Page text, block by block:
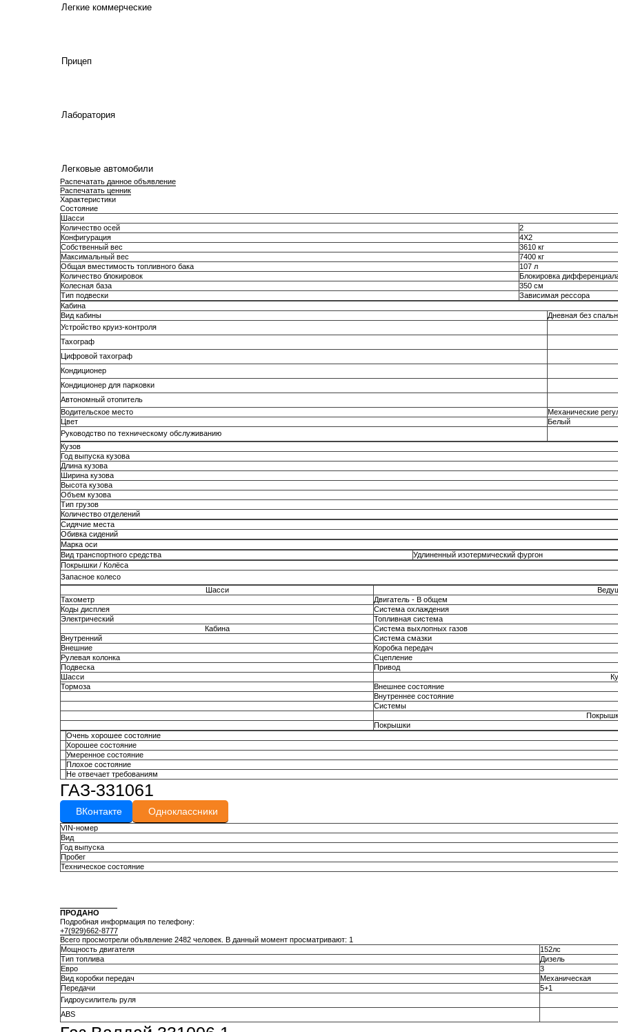
Легкие коммерческие
Прицеп
Лаборатория
Легковые автомобили
Распечатать данное объявление
Распечатать ценник
Характеристики
Состояние
Шасси
Количество осей
2
Конфигурация
4Х2
Собственный вес
3610 кг
Максимальный вес
7400 кг
Общая вместимость топливного бака
107 л
Количество блокировок
Блокировка
Колесная база
350 см
Тип подвески
Зависимая рессора
Кабина
Вид кабины
Дневная без
Устройство круиз-контроля
Тахограф
Цифровой тахограф
Кондиционер
Кондиционер для парковки
Автономный отопитель
Водительское место
Механические
Цвет
Белый
Руководство по техническому обслуживанию
Кузов
Год выпуска кузова
Длина кузова
Ширина кузова
Высота кузова
Объем кузова
Тип грузов
Количество отделений
Сидячие места
Обивка сидений
Марка оси
Вид транспортного средства
Удлиненный изотермический фургон
Покрышки / Колёса
Запасное колесо
Шасси
Тахометр
Двигатель - В общем
Коды дисплея
Система охлаждения
Электрический
Топливная система
Кабина
Система выхлопных газов
Внутренний
Система смазки
Внешние
Коробка передач
Рулевая колонка
Сцепление
Подвеска
Привод
Шасси
Тормоза
Внешнее состояние
Внутреннее состояние
Системы
Покрышки
Очень хорошее состояние
Хорошее состояние
Умеренное состояние
Плохое состояние
Не отвечает требованиям
ГАЗ-331061
ВКонтакте Одноклассники
VIN-номер
Вид
Год выпуска
Пробег
Техническое состояние
ПРОДАНО
Подробная информация по телефону:
+7(929)662-8777
Всего просмотрели объявление 2482 человек. В данный момент просматривают: 1
Мощность двигателя
152лс
Тип топлива
Дизель
Евро
3
Вид коробки передач
Механическая
Передачи
5+1
Гидроусилитель руля
АВS